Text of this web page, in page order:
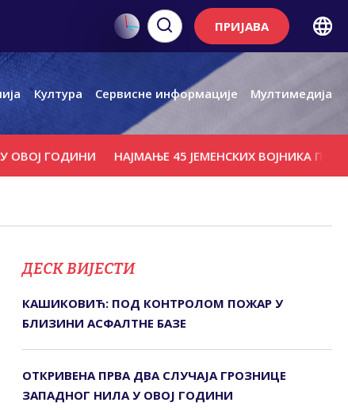
ПРИЈАВА
Култура Сервисне информације Мултимедија
НАЈМАЊЕ 45 ЈЕМЕНСКИХ ВОЈНИКА
ДЕСК ВИЈЕСТИ
КАШИКОВИЋ: ПОД КОНТРОЛОМ ПОЖАР У
БЛИЗИНИ АСФАЛТНЕ БАЗЕ
ОТКРИВЕНА ПРВА ДВА СЛУЧАЈА ГРОЗНИЦЕ
ЗАПАДНОГ НИЛА У ОВОЈ ГОДИНИ